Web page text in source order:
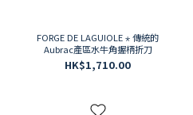
FORGE DE LAGUIOLE ⋆ 傳統的
Aubrac產區水牛角握柄折刀
HK$1,710.00